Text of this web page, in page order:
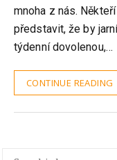
mnoha z nás.
představit, že by
týdenní dovolenou,…
CONTINUE READING